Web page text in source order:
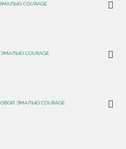
COURAGE
COURAGE
ЭМАЛЬЮ COURAGE